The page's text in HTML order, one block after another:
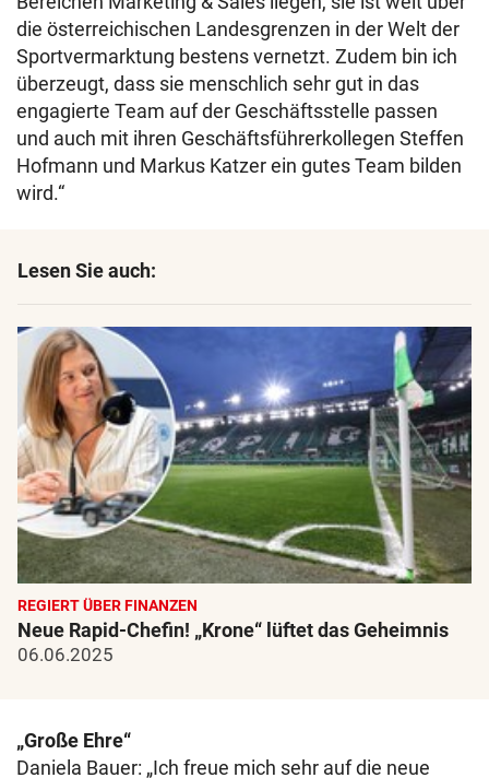
die österreichischen Landesgrenzen in der Welt der
Sportvermarktung bestens vernetzt. Zudem bin ich
überzeugt, dass sie menschlich sehr gut in das
engagierte Team auf der Geschäftsstelle passen
und auch mit ihren Geschäftsführerkollegen Steffen
Hofmann und Markus Katzer ein gutes Team bilden
wird.“
Lesen Sie auch:
REGIERT ÜBER FINANZEN
Neue Rapid-Chefin! „Krone“ lüftet das Geheimnis
06.06.2025
„Große Ehre“
Daniela Bauer: „Ich freue mich sehr auf die neue